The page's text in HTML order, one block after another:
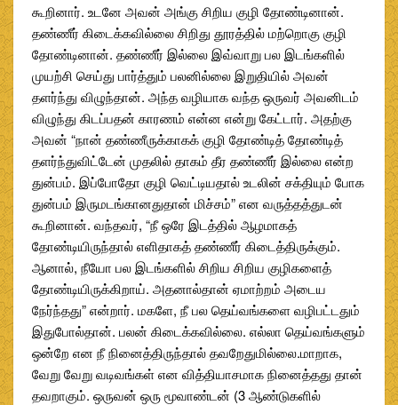
கூறினார். உடனே அவன் அங்கு சிறிய குழி தோண்டினான்.
தண்ணீர் கிடைக்கவில்லை சிறிது தூரத்தில் மற்றொகு குழி
தோண்டினான். தண்ணீர் இல்லை இவ்வாறு பல இடங்களில்
முயற்சி செய்து பார்த்தும் பலனில்லை இறுதியில் அவன்
தளர்ந்து விழுந்தான். அந்த வழியாக வந்த ஒருவர் அவனிடம்
விழுந்து கிடப்பதன் காரணம் என்ன என்று கேட்டார். அதற்கு
அவன் “நான் தண்ணீருக்காகக் குழி தோண்டித் தோண்டித்
தளர்ந்துவிட்டேன் முதலில் தாகம் தீர தண்ணீர் இல்லை என்ற
துன்பம். இப்போதோ குழி வெட்டியதால் உடலின் சக்தியும் போக
துன்பம் இருமடங்கானதுதான் மிச்சம்” என வருத்தத்துடன்
கூறினான். வந்தவர், “நீ ஒரே இடத்தில் ஆழமாகத்
தோண்டியிருந்தால் எளிதாகத் தண்ணீர் கிடைத்திருக்கும்.
ஆனால், நீயோ பல இடங்களில் சிறிய சிறிய குழிகளைத்
தோண்டியிருக்கிறாய். அதனால்தான் ஏமாற்றம் அடைய
நேர்ந்தது” என்றார். மகளே, நீ பல தெய்வங்களை வழிபட்டதும்
இதுபோல்தான். பலன் கிடைக்கவில்லை. எல்லா தெய்வங்களும்
ஒன்றே என நீ நினைத்திருந்தால் தவறேதுமில்லை.மாறாக,
வேறு வேறு வடிவங்கள் என வித்தியாசமாக நினைத்தது தான்
தவறாகும். ஒருவன் ஒரு மூவாண்டன் (3 ஆண்டுகளில்